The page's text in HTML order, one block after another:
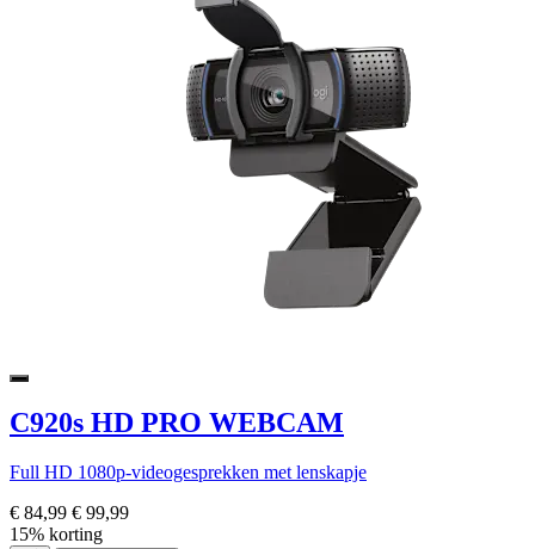
C920s HD PRO WEBCAM
Full HD 1080p-videogesprekken met lenskapje
€ 84,99 € 99,99
15% korting